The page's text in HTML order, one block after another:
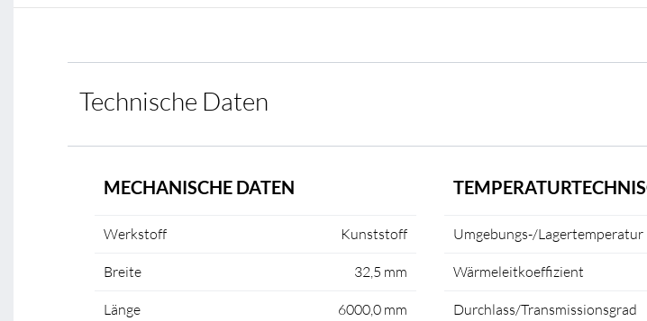
Technische Daten
MECHANISCHE DATEN
Werkstoff Kunststoff
Breite 32,5 mm
Länge 6000,0 mm
Umgebungs-/Lagertemperatur
Wärmeleitkoeffizient
Durchlass/Transmissionsgrad